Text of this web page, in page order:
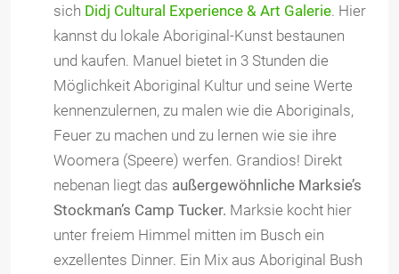
sich Didj Cultural Experience & Art Galerie. Hier
kannst du lokale Aboriginal-Kunst bestaunen
und kaufen. Manuel bietet in 3 Stunden die
Möglichkeit Aboriginal Kultur und seine Werte
kennenzulernen, zu malen wie die Aboriginals,
Feuer zu machen und zu lernen wie sie ihre
Woomera (Speere) werfen. Grandios! Direkt
nebenan liegt das außergewöhnliche Marksie’s
Stockman’s Camp Tucker. Marksie kocht hier
unter freiem Himmel mitten im Busch ein
exzellentes Dinner. Ein Mix aus Aboriginal Bush